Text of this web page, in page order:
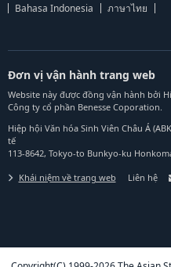
Bahasa Indonesia
ภาษาไทย
Đơn vị vận hành trang web
Website này được đồng vận hành bởi
Công ty cổ phần Benesse Coporation.
Hiệp hội Văn hóa Sinh Viên Châu Á
tế
113-8642, Tokyo-to Bunkyo-ku
Khái niệm về trang web Liên hệ